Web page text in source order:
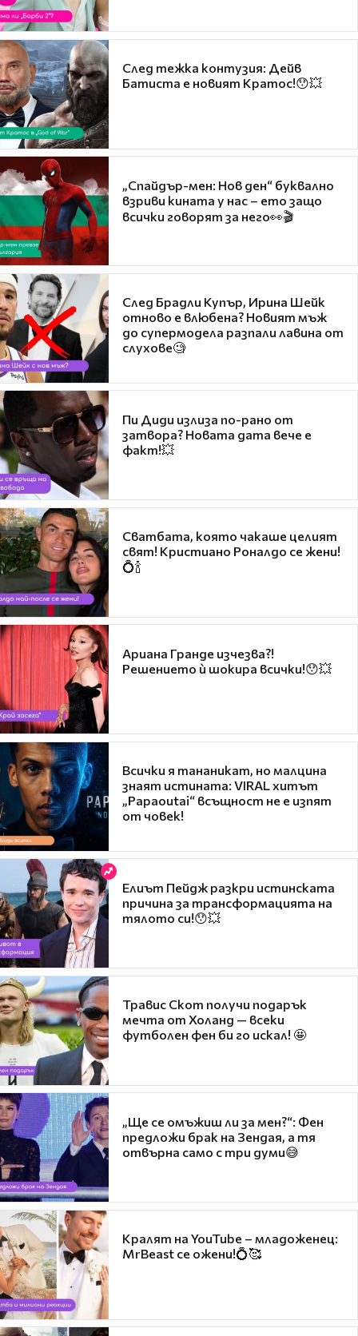
След тежка контузия: Дейв
Батиста е новият Кратос!😯💥
„Спайдър-мен: Нов ден“ буквално
взриви кината у нас – ето защо
всички говорят за него👀🎬
След Брадли Купър, Ирина Шейк
отново е влюбена? Новият мъж
до супермодела разпали лавина от
слухове🧐
Пи Диди излиза по-рано от
затвора? Новата дата вече е
факт!💥
Сватбата, която чакаше целият
свят! Кристиано Роналдо се жени!
💍🍾
Ариана Гранде изчезва?!
Решението ѝ шокира всички!😯💥
Всички я тананикат, но малцина
знаят истината: VIRAL хитът
„Papaoutai“ всъщност не е изпят
от човек!
Елиът Пейдж разкри истинската
причина за трансформацията на
тялото си!😯💥
Травис Скот получи подарък
мечта от Холанд — всеки
футболен фен би го искал! 🤩
„Ще се омъжиш ли за мен?“: Фен
предложи брак на Зендая, а тя
отвърна само с три думи😅
Кралят на YouTube – младоженец:
MrBeast се ожени!💍🥰